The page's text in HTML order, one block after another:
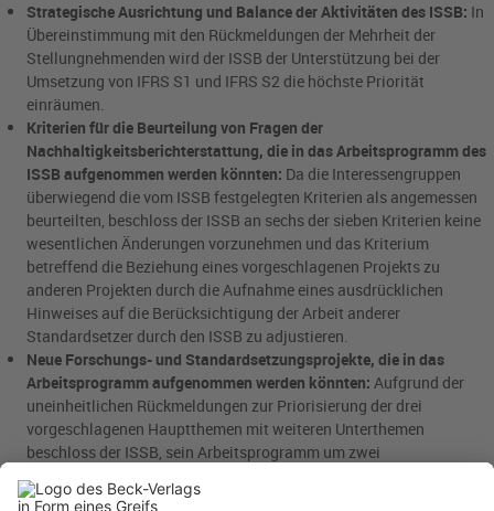
Strategische Ausrichtung und Balance der Aktivitäten des ISSB: In
Übereinstimmung mit den Rückmeldungen der Mehrheit der
Stellungnehmenden wird der ISSB der Unterstützung bei der
Umsetzung von IFRS S1 und IFRS S2 die höchste Priorität
einräumen.
Kriterien für die Beurteilung von Fragen der
Nachhaltigkeitsberichterstattung, die in das Arbeitsprogramm des
ISSB aufgenommen werden könnten: Da die Interessengruppen
überwiegend die vom ISSB festgelegten Kriterien als angemessen
beurteilten, beschloss der ISSB an sechs der sieben Kriterien keine
wesentlichen Änderungen vorzunehmen und das Kriterium
betreffend die Beziehung eines vorgeschlagenen Projekts zu
anderen Projekten durch die Aufnahme eines ausdrücklichen
Hinweises auf die Berücksichtigung der Arbeit anderer
Standardsetzer durch den ISSB zu adjustieren.
Neue Forschungs- und Standardsetzungsprojekte, die in das
Arbeitsprogramm aufgenommen werden könnten: Aufgrund der
uneinheitlichen Rückmeldungen zur Priorisierung der drei
vorgeschlagenen Hauptthemen mit weiteren Unterthemen
beschloss der ISSB, sein Arbeitsprogramm um zwei
Forschungsprojekte zu
Ökosystemdienstleistungen